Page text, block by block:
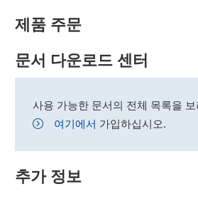
제품 주문
문서 다운로드 센터
사용 가능한 문서의 전체 목록을
여기에서 가입하십시오.
추가 정보